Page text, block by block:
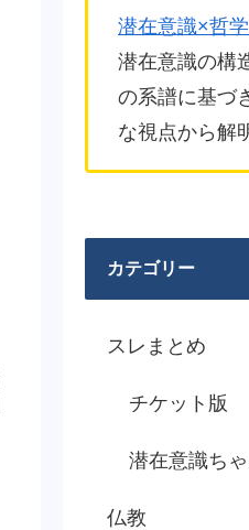
潜在意識×哲
潜在意識の構
の系譜に基づ
な視点から解
カテゴリー
スレまとめ
チケット版
潜在意識ち
仏教